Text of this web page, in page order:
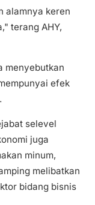
alamnya keren
terang AHY,
menyebutkan
efek
selevel
juga
minum,
melibatkan
bidang bisnis